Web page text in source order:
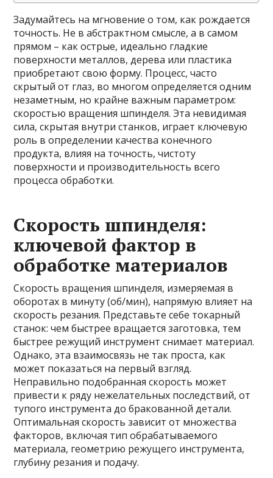
Задумайтесь на мгновение о том, как рождается
точность. Не в абстрактном смысле, а в самом
прямом – как острые, идеально гладкие
поверхности металлов, дерева или пластика
приобретают свою форму. Процесс, часто
скрытый от глаз, во многом определяется одним
незаметным, но крайне важным параметром:
скоростью вращения шпинделя. Эта невидимая
сила, скрытая внутри станков, играет ключевую
роль в определении качества конечного
продукта, влияя на точность, чистоту
поверхности и производительность всего
процесса обработки.
Скорость шпинделя:
ключевой фактор в
обработке материалов
Скорость вращения шпинделя, измеряемая в
оборотах в минуту (об/мин), напрямую влияет на
скорость резания. Представьте себе токарный
станок: чем быстрее вращается заготовка, тем
быстрее режущий инструмент снимает материал.
Однако, эта взаимосвязь не так проста, как
может показаться на первый взгляд.
Неправильно подобранная скорость может
привести к ряду нежелательных последствий, от
тупого инструмента до бракованной детали.
Оптимальная скорость зависит от множества
факторов, включая тип обрабатываемого
материала, геометрию режущего инструмента,
глубину резания и подачу.